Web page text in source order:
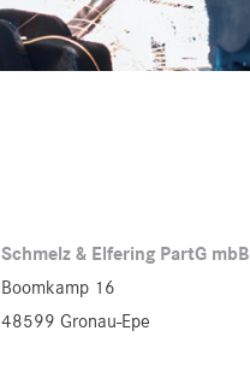
Schmelz & Elfering PartG mbB
Boomkamp 16
48599 Gronau-Epe